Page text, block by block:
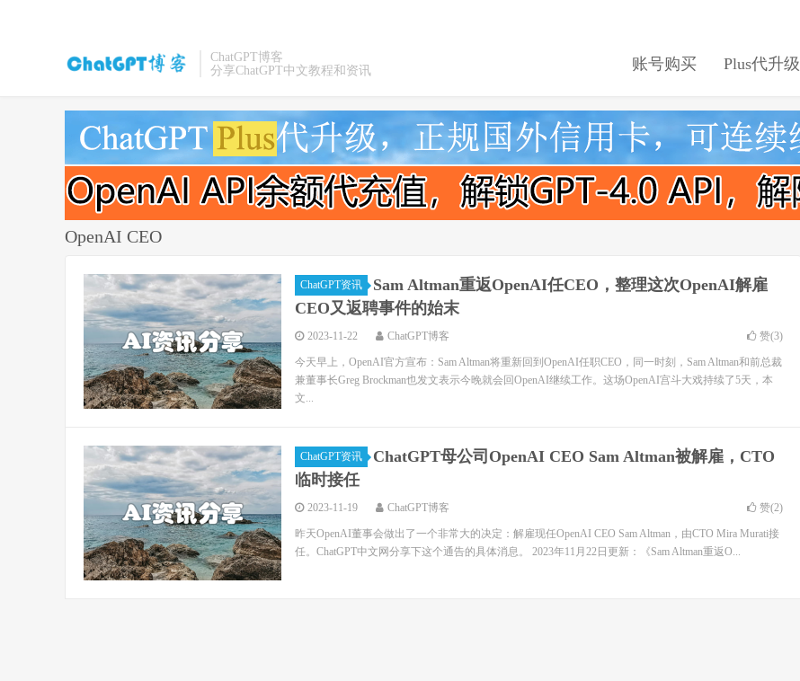
ChatGPT博客
分享ChatGPT中文教程和资讯
账号购买 Plus代升级
OpenAI CEO
ChatGPT资讯
Sam Altman重返OpenAI任CEO，整理这次OpenAI解雇
CEO又返聘事件的始末
2023-11-22 ChatGPT博客 赞(3)
今天早上，OpenAI官方宣布：Sam Altman将重新回到OpenAI任职CEO，同一时刻，Sam Altman和前总裁
兼董事长Greg Brockman也发文表示今晚就会回OpenAI继续工作。这场OpenAI宫斗大戏持续了5天，本
文...
ChatGPT资讯
ChatGPT母公司OpenAI CEO Sam Altman被解雇，CTO
临时接任
2023-11-19 ChatGPT博客 赞(2)
昨天OpenAI董事会做出了一个非常大的决定：解雇现任OpenAI CEO Sam Altman，由CTO Mira Murati接
任。ChatGPT中文网分享下这个通告的具体消息。 2023年11月22日更新：《Sam Altman重返O...